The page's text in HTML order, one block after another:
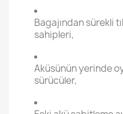
Bagajından sürekli
sahipleri,
Aküsünün yerinde
sürücüler,